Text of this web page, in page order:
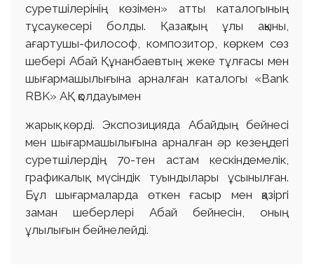
суретшілерінің көзімен» атты каталогының
тұсаукесері болды. Қазақтың ұлы ақыны,
ағартушы-философ, композитор, көркем сөз
шебері Абай Құнанбаевтың жеке тұлғасы мен
шығармашылығына арналған каталогы «Bank
RBK» АҚ қолдауымен
жарық көрді. Экспозицияда Абайдың бейнесі
мен шығармашылығына арналған әр кезеңдегі
суретшілердің 70-тен астам кескіндемелік,
графикалық, мүсіндік туындылары ұсынылған.
Бұл шығармаларда өткен ғасыр мен қазіргі
заман шеберлері Абай бейнесін, оның
ұлылығын бейнелейді.